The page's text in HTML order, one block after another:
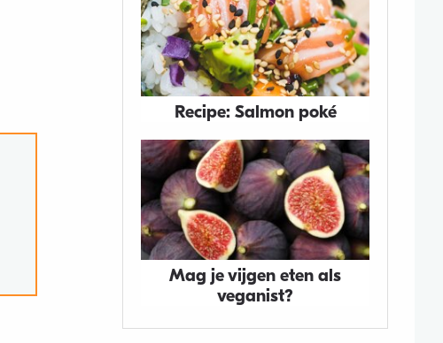
Recipe: Salmon poké
Mag je vijgen eten als
veganist?